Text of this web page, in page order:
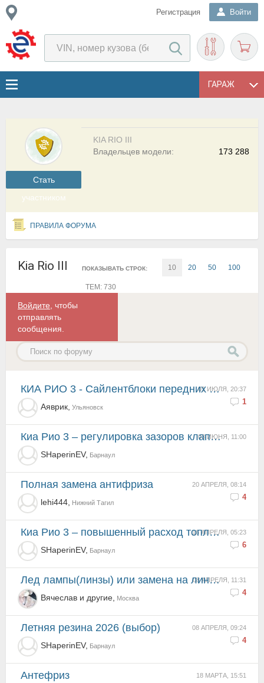
Регистрация Войти
ГАРАЖ
Cтать
участником
KIA RIO III
173 288
Владельцев модели:
ПРАВИЛА ФОРУМА
Kia Rio III ПОКАЗЫВАТЬ СТРОК: 10 20 50 100
ТЕМ: 730
Войдите , чтобы
отправлять
сообщения.
01 ИЮЛЯ, 20:37
1
КИА РИО 3 - Сайлентблоки передних рычагов
Аяврик, Ульяновск
03 ИЮНЯ, 11:00
Киа Рио 3 – регулировка зазоров клапанов
SHaperinEV, Барнаул
20 АПРЕЛЯ, 08:14
4
полная замена антифриза
lehi444, Нижний Тагил
16 АПРЕЛЯ, 05:23
6
Киа Рио 3 – повышенный расход топлива
SHaperinEV, Барнаул
08 АПРЕЛЯ, 11:31
4
Лед лампы(линзы) или замена на линзованые фары?
Вячеслав и другие, Москва
08 АПРЕЛЯ, 09:24
4
Летняя резина 2026 (выбор)
SHaperinEV, Барнаул
18 МАРТА, 15:51
антефриз